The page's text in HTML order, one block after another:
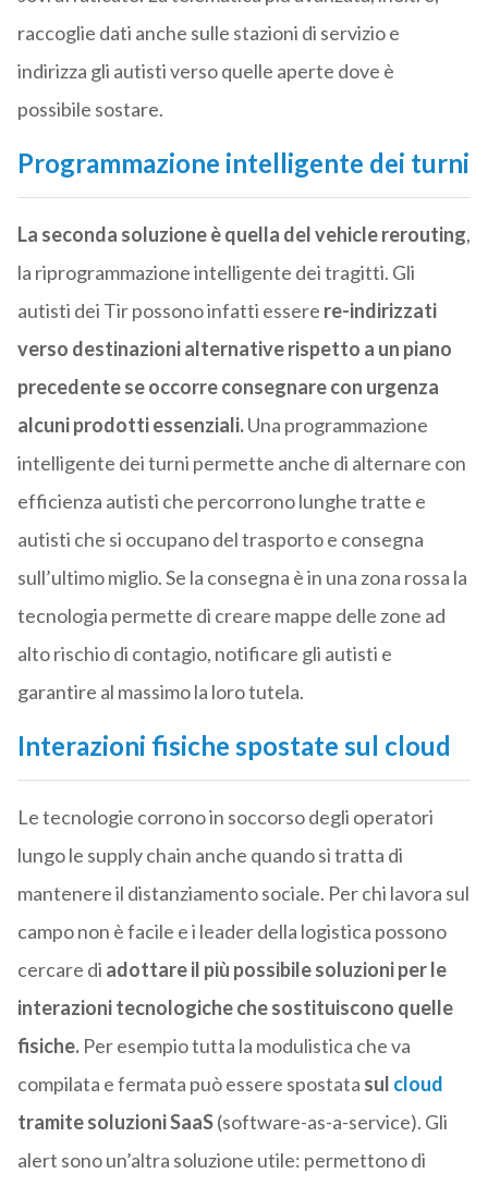
raccoglie dati anche sulle stazioni di servizio e
indirizza gli autisti verso quelle aperte dove è
possibile sostare.
Programmazione intelligente dei turni
La seconda soluzione è quella del vehicle rerouting,
la riprogrammazione intelligente dei tragitti. Gli
autisti dei Tir possono infatti essere re-indirizzati
verso destinazioni alternative rispetto a un piano
precedente se occorre consegnare con urgenza
alcuni prodotti essenziali.Una programmazione
intelligente dei turni permette anche di alternare con
efficienza autisti che percorrono lunghe tratte e
autisti che si occupano del trasporto e consegna
sull’ultimo miglio. Se la consegna è in una zona rossa la
tecnologia permette di creare mappe delle zone ad
alto rischio di contagio, notificare gli autisti e
garantire al massimo la loro tutela.
Interazioni fisiche spostate sul cloud
Le tecnologie corrono in soccorso degli operatori
lungo le supply chain anche quando si tratta di
mantenere il distanziamento sociale. Per chi lavora sul
campo non è facile e i leader della logistica possono
cercare di adottare il più possibile soluzioni per le
interazioni tecnologiche che sostituiscono quelle
fisiche.Per esempio tutta la modulistica che va
compilata e fermata può essere spostata sul cloud
tramite soluzioni SaaS(software-as-a-service). Gli
alert sono un’altra soluzione utile: permettono di